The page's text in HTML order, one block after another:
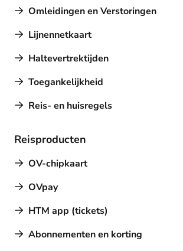
Omleidingen en Verstoringen
Lijnennetkaart
Haltevertrektijden
Toegankelijkheid
Reis- en huisregels
Reisproducten
OV-chipkaart
OVpay
HTM app (tickets)
Abonnementen en korting